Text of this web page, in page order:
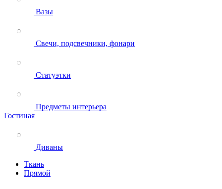
Вазы
Свечи, подсвечники, фонари
Статуэтки
Предметы интерьера
Гостиная
Диваны
Ткань
Прямой